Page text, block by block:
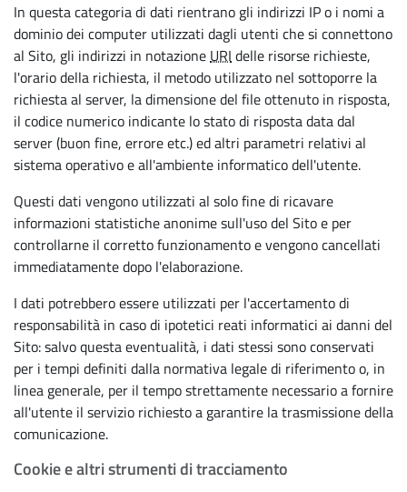
In questa categoria di dati rientrano gli indirizzi IP o i nomi a
dominio dei computer utilizzati dagli utenti che si connettono
al Sito, gli indirizzi in notazioneURIdelle risorse richieste,
l'orario della richiesta, il metodo utilizzato nel sottoporre la
richiesta al server, la dimensione del file ottenuto in risposta,
il codice numerico indicante lo stato di risposta data dal
server (buon fine, errore etc.) ed altri parametri relativi al
sistema operativo e all'ambiente informatico dell'utente.
Questi dati vengono utilizzati al solo fine di ricavare
informazioni statistiche anonime sull'uso del Sito e per
controllarne il corretto funzionamento e vengono cancellati
immediatamente dopo l'elaborazione.
I dati potrebbero essere utilizzati per l'accertamento di
responsabilità in caso di ipotetici reati informatici ai danni del
Sito: salvo questa eventualità, i dati stessi sono conservati
per i tempi definiti dalla normativa legale di riferimento o, in
linea generale, per il tempo strettamente necessario a fornire
all'utente il servizio richiesto a garantire la trasmissione della
comunicazione.
Cookie e altri strumenti di tracciamento